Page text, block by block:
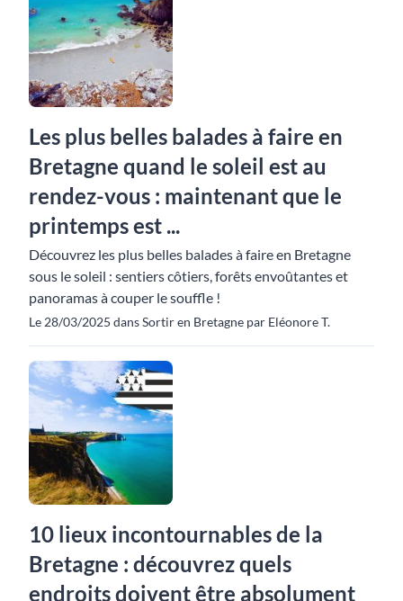
Les plus belles balades à faire en
Bretagne quand le soleil est au
rendez-vous : maintenant que le
printemps est ...
Découvrez les plus belles balades à faire en Bretagne
sous le soleil : sentiers côtiers, forêts envoûtantes et
panoramas à couper le souffle !
Le 28/03/2025 dans Sortir en Bretagne par Eléonore T.
10 lieux incontournables de la
Bretagne : découvrez quels
endroits doivent être absolument